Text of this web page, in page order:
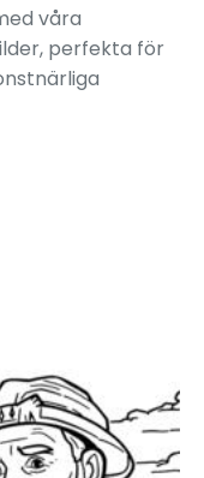
våra
perfekta för